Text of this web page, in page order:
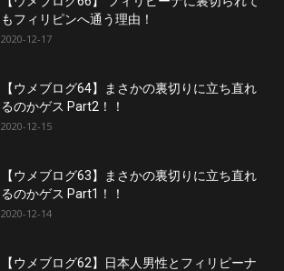
もフィリピンへ通う理由！
2020-12-17
【ウメブログ64】まさかの裏切りに立ち直れ
るのかゲス Part2！！
2020-12-15
【ウメブログ63】まさかの裏切りに立ち直れ
るのかゲス Part1！！
2020-12-14
【ウメブログ62】日本人男性とフィリピーナ